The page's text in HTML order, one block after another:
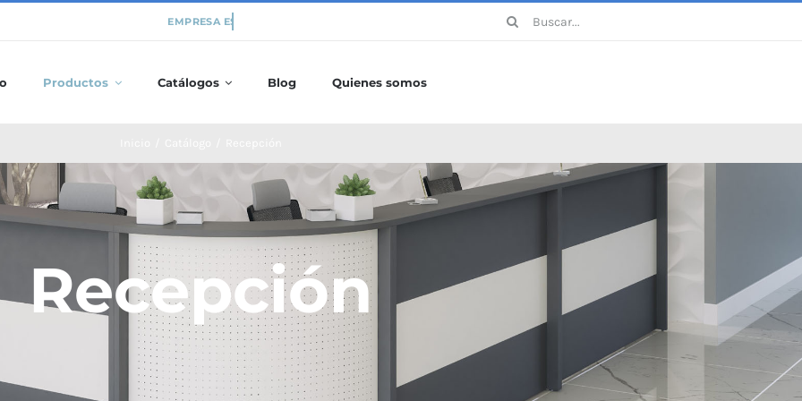
Buscar:
Productos Catálogos Blog Quienes somos
Recepción